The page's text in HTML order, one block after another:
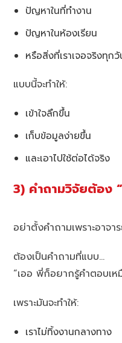
ปัญหาในที่ทำงาน
ปัญหาในห้องเรียน
หรือสิ่งที่เราเจอจริงทุก
แบบนี้จะทำให้:
เข้าใจลึกขึ้น
เก็บข้อมูลง่ายขึ้น
และเอาไปใช้ต่อได้จริง
3) คำถามวิจัยต้อง
อย่าตั้งคำถามเพราะอาจา
ต้องเป็นคำถามที่แบบ…
“เออ พี่ก็อยากรู้คำตอบเห
เพราะมันจะทำให้:
เราไม่ทิ้งงานกลางทาง